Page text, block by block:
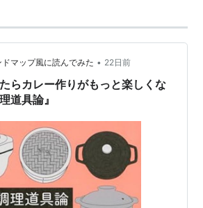
マップ風に読んでみた • 22日前
らカレー作りがもっと楽しくな
道具論』